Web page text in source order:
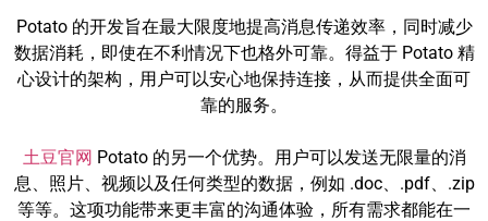
Potato 的开发旨在最大限度地提高消息传递效率，同时减少
数据消耗，即使在不利情况下也格外可靠。得益于 Potato 精
心设计的架构，用户可以安心地保持连接，从而提供全面可
靠的服务。
土豆官网 Potato 的另一个优势。用户可以发送无限量的消
息、照片、视频以及任何类型的数据，例如 .doc、.pdf、.zip
等等。这项功能带来更丰富的沟通体验，所有需求都能在一